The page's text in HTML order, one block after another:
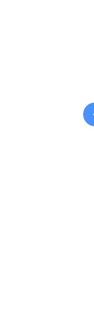
Přehledná stránka s le